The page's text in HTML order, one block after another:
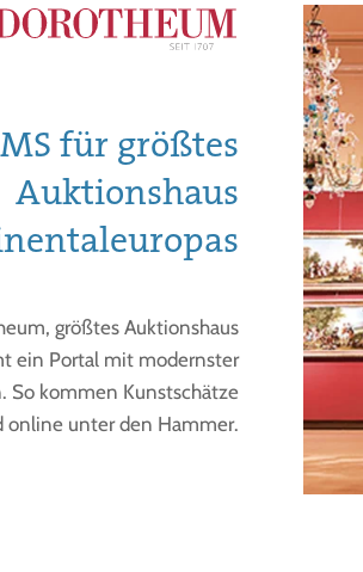
für größtes
Auktionshaus
größtes Auktionshaus
ein Portal mit modernster
So kommen Kunstschätze
online unter den Hammer.